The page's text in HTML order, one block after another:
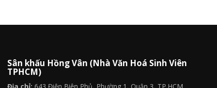
Sân khấu Hồng Vân (Nhà Văn Hoá Sinh Viên
TPHCM)
Địa chỉ: 643 Điện Biên Phủ, Phường 1, Quận 3, TP.HCM